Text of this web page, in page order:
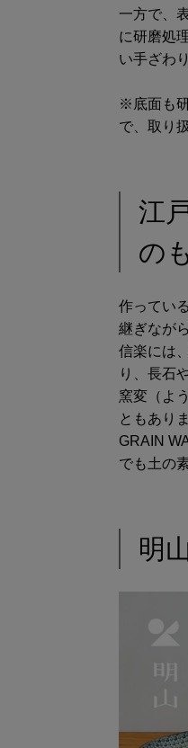
一方で、
に研磨処
い手ざわ
※底面も
で、取り
江
の
作ってい
継ぎなが
信楽には
り、長石
窯変（よ
ともあり
GRAIN
でも土の
明